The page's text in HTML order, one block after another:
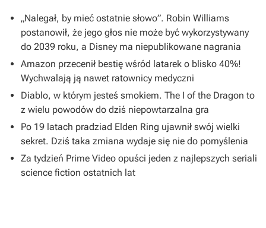
„Nalegał, by mieć ostatnie słowo”. Robin Williams
postanowił, że jego głos nie może być wykorzystywany
do 2039 roku, a Disney ma niepublikowane nagrania
Amazon przecenił bestię wśród latarek o blisko 40%!
Wychwalają ją nawet ratownicy medyczni
Diablo, w którym jesteś smokiem. The I of the Dragon to
z wielu powodów do dziś niepowtarzalna gra
Po 19 latach pradziad Elden Ring ujawnił swój wielki
sekret. Dziś taka zmiana wydaje się nie do pomyślenia
Za tydzień Prime Video opuści jeden z najlepszych seriali
science fiction ostatnich lat